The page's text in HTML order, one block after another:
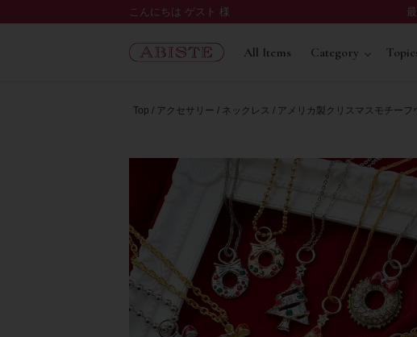
こんにちは ゲスト 様
All Items Category
Top アクセサリー ネックレス アメリカ製クリスマスモチー